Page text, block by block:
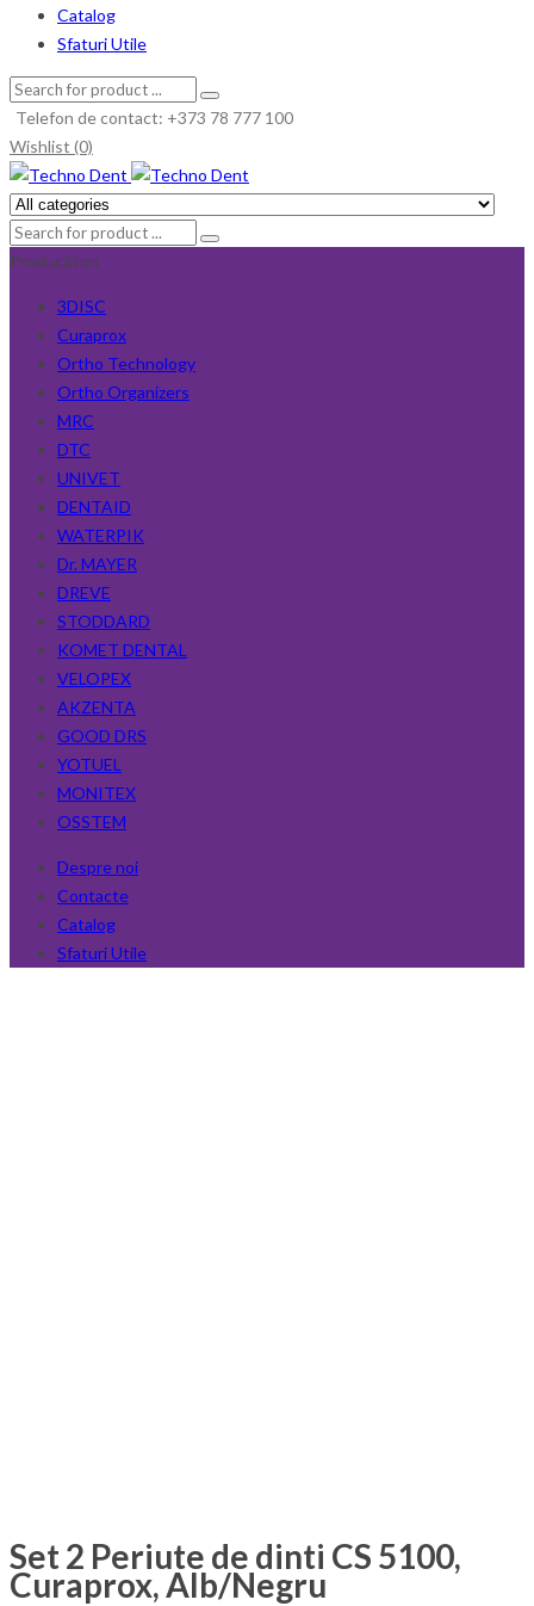
Catalog
Sfaturi Utile
Telefon de contact: +373 78 777 100
Wishlist (0)
Producători
3DISC
Curaprox
Ortho Technology
Ortho Organizers
MRC
DTC
UNIVET
DENTAID
WATERPIK
Dr. MAYER
DREVE
STODDARD
KOMET DENTAL
VELOPEX
AKZENTA
GOOD DRS
YOTUEL
MONITEX
OSSTEM
Despre noi
Contacte
Catalog
Sfaturi Utile
Set 2 Periute de dinti CS 5100,
Curaprox, Alb/Negru